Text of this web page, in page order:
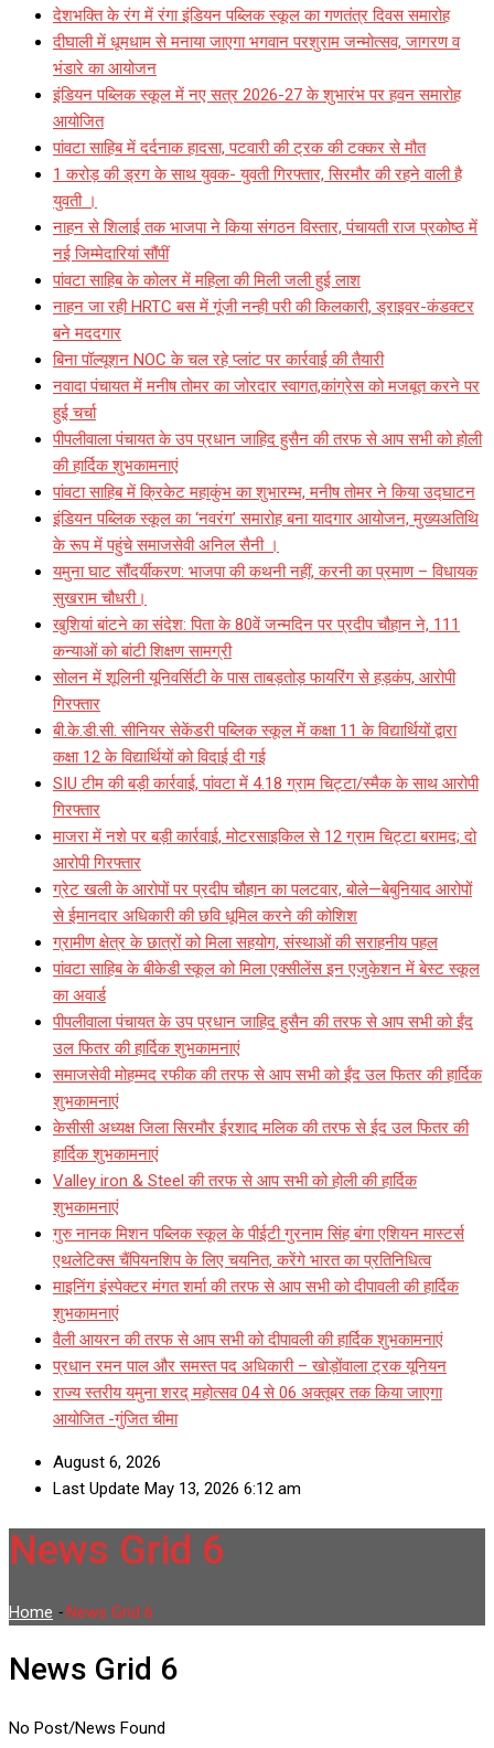
देशभक्ति के रंग में रंगा इंडियन पब्लिक स्कूल का गणतंत्र दिवस समारोह
दीघाली में धूमधाम से मनाया जाएगा भगवान परशुराम जन्मोत्सव, जागरण व
भंडारे का आयोजन
इंडियन पब्लिक स्कूल में नए सत्र 2026-27 के शुभारंभ पर हवन समारोह
आयोजित
पांवटा साहिब में दर्दनाक हादसा, पटवारी की ट्रक की टक्कर से मौत
1 करोड़ की ड्रग के साथ युवक- युवती गिरफ्तार, सिरमौर की रहने वाली है
युवती ।
नाहन से शिलाई तक भाजपा ने किया संगठन विस्तार, पंचायती राज प्रकोष्ठ में
नई जिम्मेदारियां सौंपीं
पांवटा साहिब के कोलर में महिला की मिली जली हुई लाश
नाहन जा रही HRTC बस में गूंजी नन्ही परी की किलकारी, ड्राइवर-कंडक्टर
बने मददगार
बिना पॉल्यूशन NOC के चल रहे प्लांट पर कार्रवाई की तैयारी
नवादा पंचायत में मनीष तोमर का जोरदार स्वागत,कांग्रेस को मजबूत करने पर
हुई चर्चा
पीपलीवाला पंचायत के उप प्रधान जाहिद हुसैन की तरफ से आप सभी को होली
की हार्दिक शुभकामनाएं
पांवटा साहिब में क्रिकेट महाकुंभ का शुभारम्भ, मनीष तोमर ने किया उद्घाटन
इंडियन पब्लिक स्कूल का ‘नवरंग’ समारोह बना यादगार आयोजन, मुख्यअतिथि
के रूप में पहुंचे समाजसेवी अनिल सैनी ।
यमुना घाट सौंदर्यीकरण: भाजपा की कथनी नहीं, करनी का प्रमाण – विधायक
सुखराम चौधरी।
खुशियां बांटने का संदेश: पिता के 80वें जन्मदिन पर प्रदीप चौहान ने, 111
कन्याओं को बांटी शिक्षण सामग्री
सोलन में शूलिनी यूनिवर्सिटी के पास ताबड़तोड़ फायरिंग से हड़कंप, आरोपी
गिरफ्तार
बी.के.डी.सी. सीनियर सेकेंडरी पब्लिक स्कूल में कक्षा 11 के विद्यार्थियों द्वारा
कक्षा 12 के विद्यार्थियों को विदाई दी गई
SIU टीम की बड़ी कार्रवाई, पांवटा में 4.18 ग्राम चिट्टा/स्मैक के साथ आरोपी
गिरफ्तार
माजरा में नशे पर बड़ी कार्रवाई, मोटरसाइकिल से 12 ग्राम चिट्टा बरामद; दो
आरोपी गिरफ्तार
ग्रेट खली के आरोपों पर प्रदीप चौहान का पलटवार, बोले—बेबुनियाद आरोपों
से ईमानदार अधिकारी की छवि धूमिल करने की कोशिश
ग्रामीण क्षेत्र के छात्रों को मिला सहयोग, संस्थाओं की सराहनीय पहल
पांवटा साहिब के बीकेडी स्कूल को मिला एक्सीलेंस इन एजुकेशन में बेस्ट स्कूल
का अवार्ड
पीपलीवाला पंचायत के उप प्रधान जाहिद हुसैन की तरफ से आप सभी को ईंद
उल फितर की हार्दिक शुभकामनाएं
समाजसेवी मोहम्मद रफीक की तरफ से आप सभी को ईंद उल फितर की हार्दिक
शुभकामनाएं
केसीसी अध्यक्ष जिला सिरमौर ईरशाद मलिक की तरफ से ईद उल फितर की
हार्दिक शुभकामनाएं
Valley iron & Steel की तरफ से आप सभी को होली की हार्दिक
शुभकामनाएं
गुरु नानक मिशन पब्लिक स्कूल के पीईटी गुरनाम सिंह बंगा एशियन मास्टर्स
एथलेटिक्स चैंपियनशिप के लिए चयनित, करेंगे भारत का प्रतिनिधित्व
माइनिंग इंस्पेक्टर मंगत शर्मा की तरफ से आप सभी को दीपावली की हार्दिक
शुभकामनाएं
वैली आयरन की तरफ से आप सभी को दीपावली की हार्दिक शुभकामनाएं
प्रधान रमन पाल और समस्त पद अधिकारी – खोड़ोंवाला ट्रक यूनियन
राज्य स्तरीय यमुना शरद् महोत्सव 04 से 06 अक्तूबर तक किया जाएगा
आयोजित -गुंजित चीमा
August 6, 2026
Last Update May 13, 2026 6:12 am
News Grid 6
Home -News Grid 6
News Grid 6
No Post/News Found